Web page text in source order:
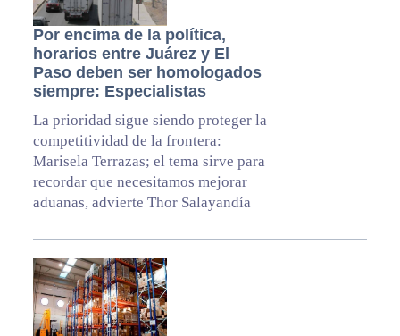
Por encima de la política,
horarios entre Juárez y El
Paso deben ser homologados
siempre: Especialistas
La prioridad sigue siendo proteger la
competitividad de la frontera:
Marisela Terrazas; el tema sirve para
recordar que necesitamos mejorar
aduanas, advierte Thor Salayandía